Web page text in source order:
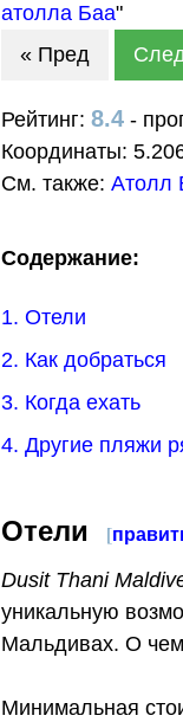
атолла Баа"
« Пред
Рейтинг: 8.4-
Координаты:
См. также: Атолл
Содержание:
1. Отели
2. Как добраться
3. Когда ехать
4. Другие пляжи
Отели [
Dusit Thani
уникальную
Мальдивах. О
Минимальная